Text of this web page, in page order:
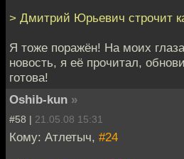
> Дмитрий Юрьевич строчит
Я тоже поражён! На моих
новость, я её прочитал,
готова!
Oshib-kun »
#58 | 21.05.08 15:31
Кому: Атлетыч, #24